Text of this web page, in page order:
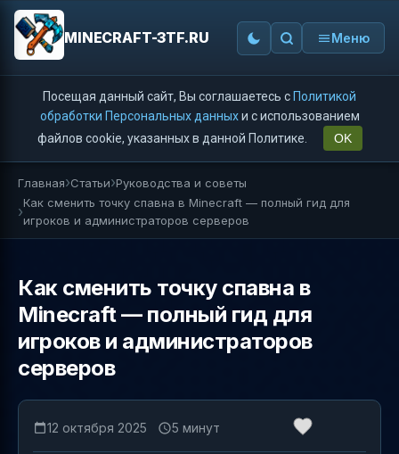
MINECRAFT-3TF.RU Меню
Посещая данный сайт, Вы соглашаетесь с Политикой
обработки Персональных данныхи с использованием
файлов cookie, указанных в данной Политике.
OK
Главная Статьи Руководства и советы
Как сменить точку спавна в Minecraft — полный гид для
игроков и администраторов серверов
Как сменить точку спавна в
Minecraft — полный гид для
игроков и администраторов
серверов
12 октября 2025 5 минут